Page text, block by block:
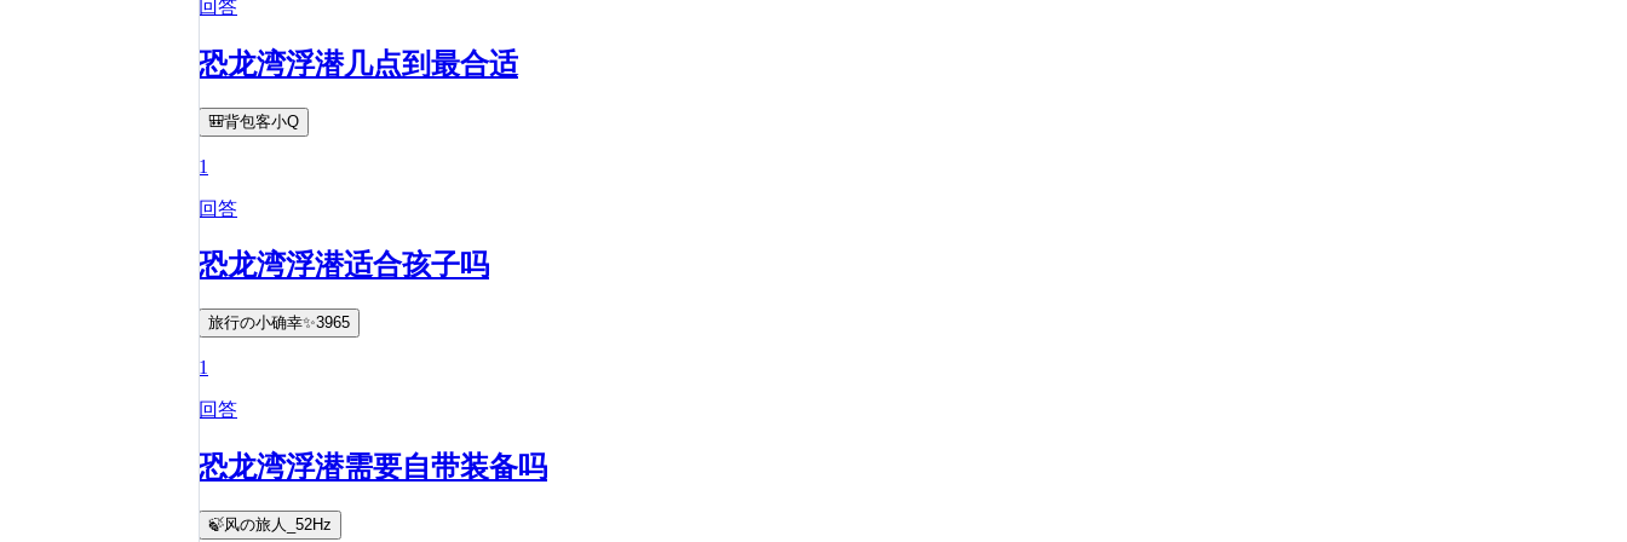
回答
恐龙湾浮潜几点到最合适
🎒背包客小Q
1
回答
恐龙湾浮潜适合孩子吗
旅行の小确幸✨3965
1
回答
恐龙湾浮潜需要自带装备吗
🍃风の旅人_52Hz